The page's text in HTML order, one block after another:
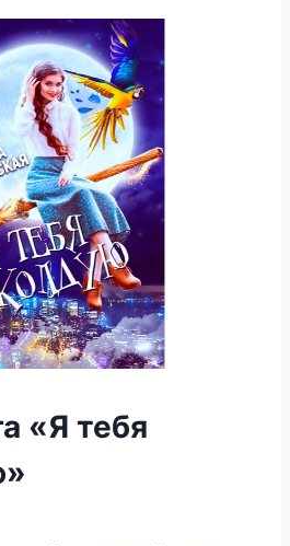
«Я тебя